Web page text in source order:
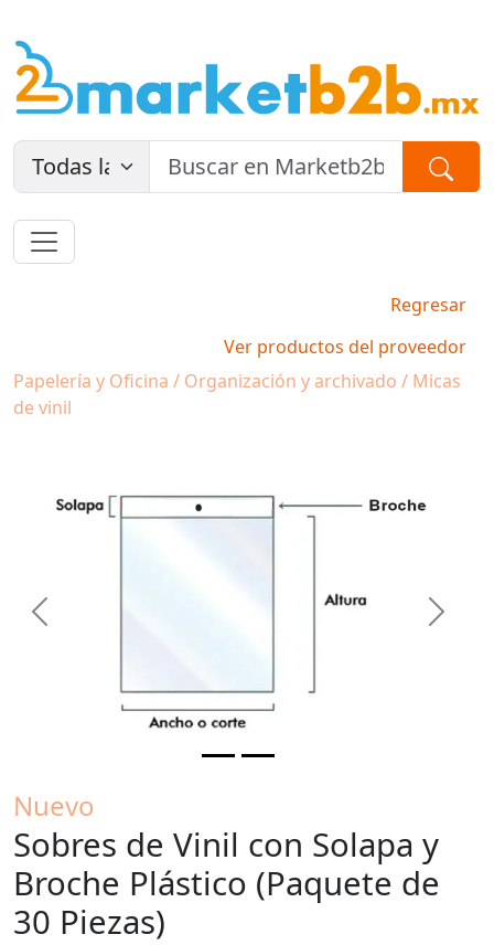
Regresar
Ver productos del proveedor
Papelería y Oficina / Organización y archivado / Micas
de vinil
Previous Next
Nuevo
Sobres de Vinil con Solapa y
Broche Plástico (Paquete de
30 Piezas)